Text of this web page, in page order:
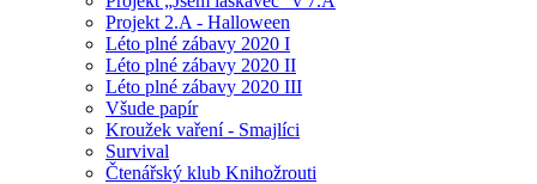
Projekt 2.A - Halloween
Léto plné zábavy 2020 I
Léto plné zábavy 2020 II
Léto plné zábavy 2020 III
Všude papír
Kroužek vaření - Smajlíci
Survival
Čtenářský klub Knihožrouti